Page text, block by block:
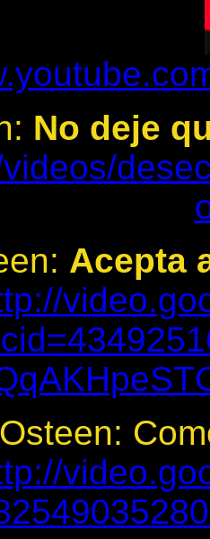
No deje
Acepta